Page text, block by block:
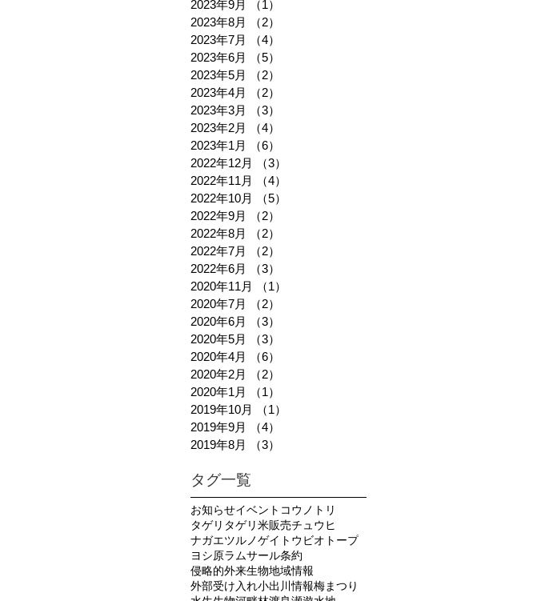
2023年9月
（1）
2023年8月
（2）
2023年7月
（4）
2023年6月
（5）
2023年5月
（2）
2023年4月
（2）
2023年3月
（3）
2023年2月
（4）
2023年1月
（6）
2022年12月
（3）
2022年11月
（4）
2022年10月
（5）
2022年9月
（2）
2022年8月
（2）
2022年7月
（2）
2022年6月
（3）
2020年11月
（1）
2020年7月
（2）
2020年6月
（3）
2020年5月
（3）
2020年4月
（6）
2020年2月
（2）
2020年1月
（1）
2019年10月
（1）
2019年9月
（4）
2019年8月
（3）
タグ一覧
お知らせイベント コウノトリ
タゲリ タゲリ米販売チュウヒ
ナガエツルノゲイトウ ビオトープ
ヨシ原ラムサール条約
侵略的外来生物地域情報
外部受け入れ小出川 情報梅まつり